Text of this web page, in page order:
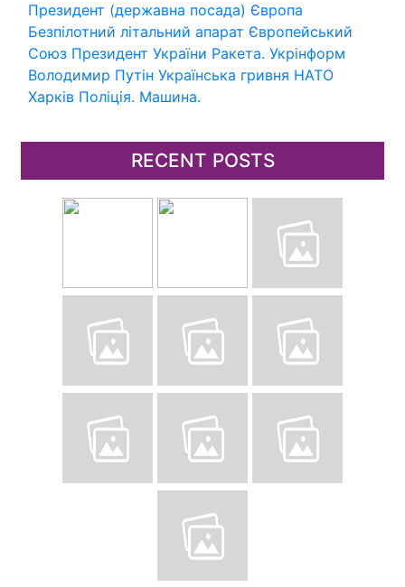
Президент (державна посада) Європа
Безпілотний літальний апарат Європейський
Союз Президент України Ракета. Укрінформ
Володимир Путін Українська гривня НАТО
Харків Поліція. Машина.
RECENT POSTS